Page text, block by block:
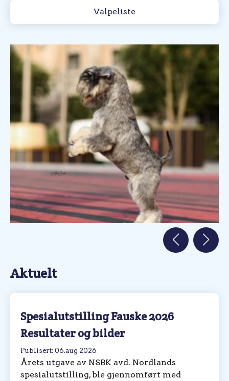
Valpeliste
Aktuelt
Spesialutstilling Fauske 2026
Resultater og bilder
Publisert: 06.aug 2026
Årets utgave av NSBK avd. Nordlands
spesialutstilling, ble gjennomført med